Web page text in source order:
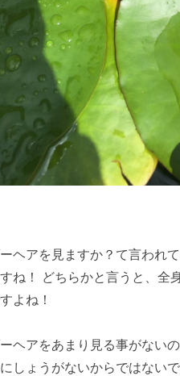
ヘアを見ますか？て言われ
ね！ どちらかと言うと、全
よね！
ヘアをあまり見る事がない
しょうがないからではない